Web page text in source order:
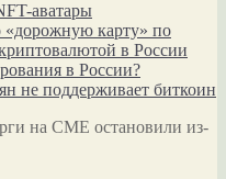
аватары
«дорожную карту» по
в России
в России?
не поддерживает биткоин
на CME остановили из-